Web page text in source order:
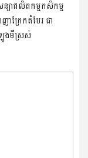
យាផលិតកម្មកសិកម្ម
ក្រែកតំបែរ ជា
ងមីស្រស់